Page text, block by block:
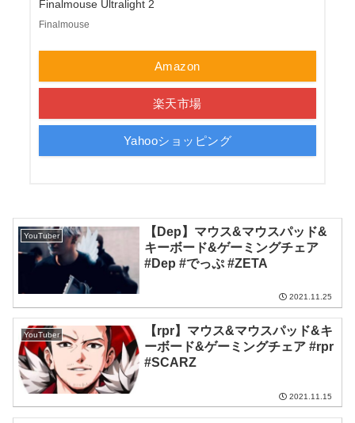
Finalmouse Ultralight 2
Finalmouse
Amazon
楽天市場
Yahooショッピング
YouTuber
【Dep】マウス&マウスパッド&
キーボード&ゲーミングチェア
#Dep #でっぷ #ZETA
2021.11.25
YouTuber
【rpr】マウス&マウスパッド&キ
ーボード&ゲーミングチェア #rpr
#SCARZ
2021.11.15